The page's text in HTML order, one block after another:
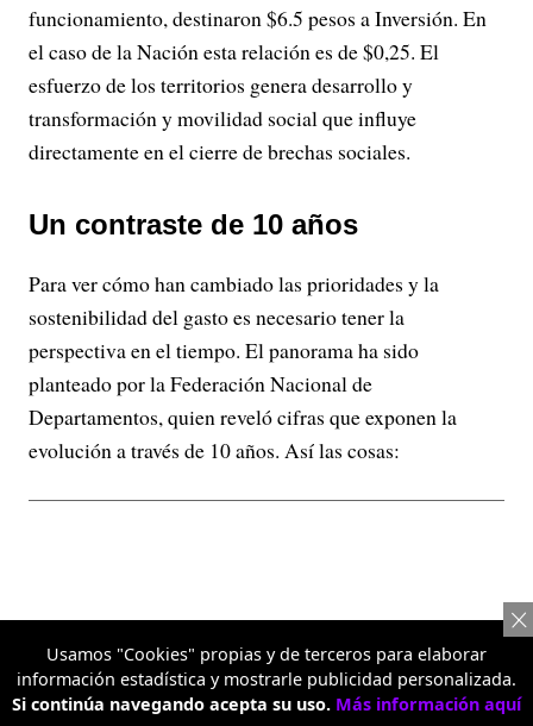
funcionamiento, destinaron $6.5 pesos a Inversión. En
el caso de la Nación esta relación es de $0,25. El
esfuerzo de los territorios genera desarrollo y
transformación y movilidad social que influye
directamente en el cierre de brechas sociales.
Un contraste de 10 años
Para ver cómo han cambiado las prioridades y la
sostenibilidad del gasto es necesario tener la
perspectiva en el tiempo. El panorama ha sido
planteado por la Federación Nacional de
Departamentos, quien reveló cifras que exponen la
evolución a través de 10 años. Así las cosas:
Usamos "Cookies" propias y de terceros para elaborar
información estadística y mostrarle publicidad personalizada.
Si continúa navegando acepta su uso. Más información aquí